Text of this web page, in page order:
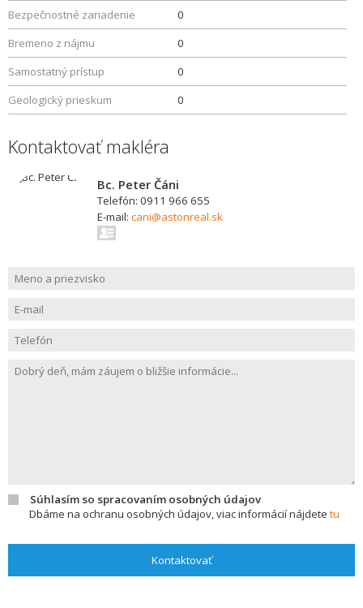
Bezpečnostné zariadenie
0
Bremeno z nájmu
0
Samostatný prístup
0
Geologický prieskum
0
Kontaktovať makléra
Bc. Peter Čáni
Telefón: 0911 966 655
E-mail: cani@astonreal.sk
Súhlasím so spracovaním osobných údajov
Dbáme na ochranu osobných údajov, viac informácií nájdete tu
Kontaktovať